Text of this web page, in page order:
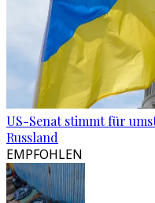
US-Senat stimmt für
Russland
EMPFOHLEN